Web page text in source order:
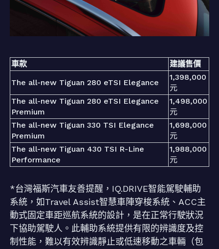
車款
建議售價
The all-new Tiguan 280 eTSI Elegance
1,398,000
元
The all-new Tiguan 280 eTSI Elegance
Premium
1,498,000
元
The all-new Tiguan 330 TSI Elegance
Premium
1,698,000
元
The all-new Tiguan 430 TSI R-Line
Performance
1,988,000
元
*台灣福斯汽車友善提醒，IQ.DRIVE智能駕駛輔助
系統，如Travel Assist智慧車陣穿梭系統、ACC主
動式固定車距巡航系統的設計，是在正常行駛狀況
下協助駕駛人。此輔助系統提供有限的辨識度及控
制性能，難以有效辨識靜止或低速移動之車輛（包